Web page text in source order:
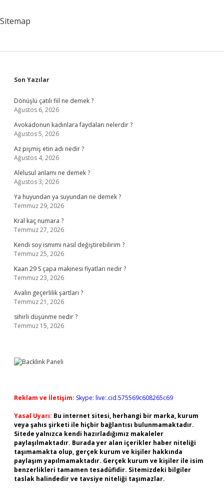
Sitemap
Sidebar
Son Yazılar
Dönüşlü çatılı fiil ne demek ?
Ağustos 6, 2026
Avokadonun kadınlara faydaları nelerdir ?
Ağustos 5, 2026
Az pişmiş etin adı nedir ?
Ağustos 4, 2026
Alelusul anlamı ne demek ?
Ağustos 3, 2026
Ya huyundan ya suyundan ne demek ?
Temmuz 29, 2026
Kral kaç numara ?
Temmuz 27, 2026
Kendi soy ismimi nasıl değiştirebilirim ?
Temmuz 25, 2026
Kaan 29 S çapa makinesi fiyatları nedir ?
Temmuz 23, 2026
Avalin geçerlilik şartları ?
Temmuz 21, 2026
sihirli düşünme nedir ?
Temmuz 15, 2026
Reklam ve İletişim: Skype: live:.cid.575569c608265c69
Yasal Uyarı: Bu internet sitesi, herhangi bir marka, kurum
veya şahıs şirketi ile hiçbir bağlantısı bulunmamaktadır.
Sitede yalnızca kendi hazırladığımız makaleler
paylaşılmaktadır. Burada yer alan içerikler haber niteliği
taşımamakta olup, gerçek kurum ve kişiler hakkında
paylaşım yapılmamaktadır. Gerçek kurum ve kişiler ile isim
benzerlikleri tamamen tesadüfidir. Sitemizdeki bilgiler
taslak halindedir ve tavsiye niteliği taşımazlar.